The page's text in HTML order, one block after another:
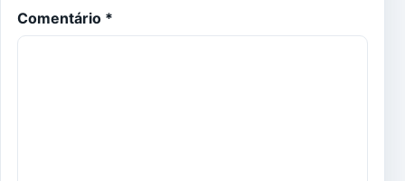
Comentário *